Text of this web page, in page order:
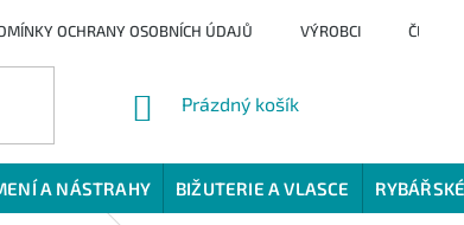
OCHRANY OSOBNÍCH ÚDAJŮ VÝROBCI ČLÁNKY
NÁKUPNÍ
Prázdný košík
A NÁSTRAHY BIŽUTERIE A VLASCE